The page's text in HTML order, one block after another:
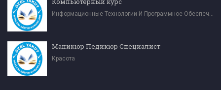
Информационные Технологии И Программное Обеспечение
Маникюр Педикюр Специалист
Красота